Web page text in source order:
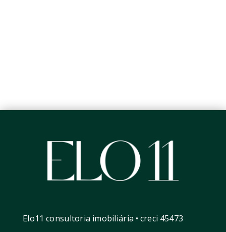
Elo11 consultoria imobiliária • creci 45473